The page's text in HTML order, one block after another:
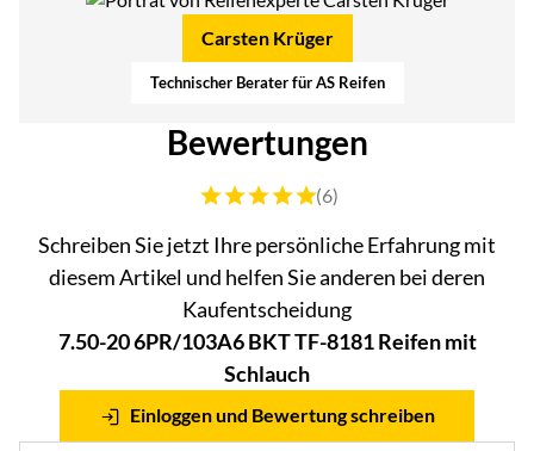
Carsten Krüger
Technischer Berater für AS Reifen
Bewertungen
Bewertung: 5 von 5 (6 Bewertungen)
(6)
Schreiben Sie jetzt Ihre persönliche Erfahrung mit
diesem Artikel und helfen Sie anderen bei deren
Kaufentscheidung
7.50-20 6PR/103A6 BKT TF-8181 Reifen mit
Schlauch
Einloggen und Bewertung schreiben